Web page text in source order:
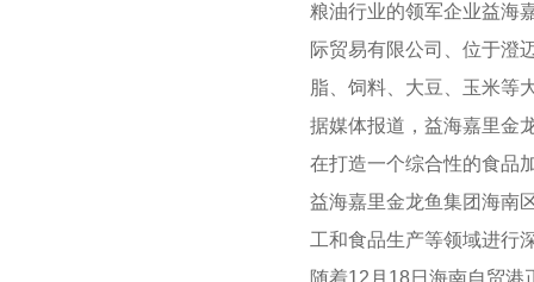
粮油行业的领军企业益海
际贸易有限公司、位于澄
脂、饲料、大豆、玉米等
据媒体报道，益海嘉里金
在打造一个综合性的食品
益海嘉里金龙鱼集团海南
工和食品生产等领域进行
随着12月18日海南自贸港